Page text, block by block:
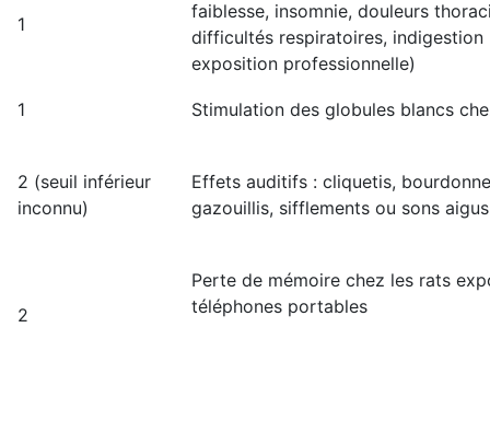
1
faiblesse, insomnie, douleurs
difficultés respiratoires, indigestion
exposition professionnelle)
1 Stimulation des globules blancs
2 (seuil inférieur
inconnu)
Effets auditifs : cliquetis,
gazouillis, sifflements ou sons
2
Perte de mémoire chez les rats
téléphones portables